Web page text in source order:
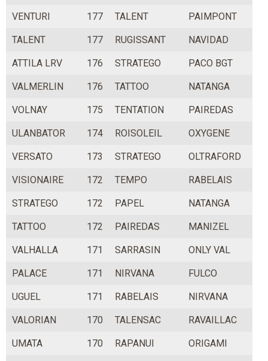
VENTURI 177 TALENT PAIMPONT
TALENT 177 RUGISSANT NAVIDAD
ATTILA LRV 176 STRATEGO PACO BGT
VALMERLIN 176 TATTOO NATANGA
VOLNAY 175 TENTATION PAIREDAS
ULANBATOR 174 ROISOLEIL OXYGENE
VERSATO 173 STRATEGO OLTRAFORD
VISIONAIRE 172 TEMPO RABELAIS
STRATEGO 172 PAPEL NATANGA
TATTOO 172 PAIREDAS MANIZEL
VALHALLA 171 SARRASIN ONLY VAL
PALACE 171 NIRVANA FULCO
UGUEL 171 RABELAIS NIRVANA
VALORIAN 170 TALENSAC RAVAILLAC
UMATA 170 RAPANUI ORIGAMI